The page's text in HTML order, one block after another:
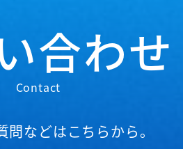
合わせ
Contact
問などはこちらから。